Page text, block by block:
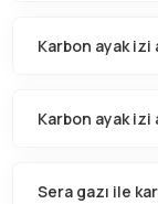
Karbon ayak
Karbon ayak
Sera gazı ile